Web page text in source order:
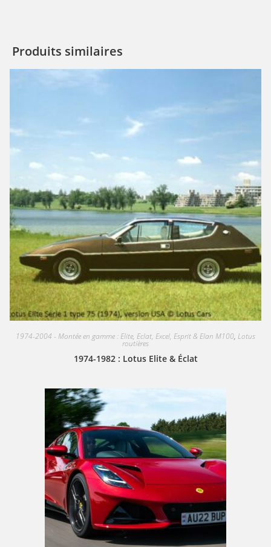
Produits similaires
1974-2004 - Montée en gamme : Elite, Eclat, Excel, Esprit & Elan M100, Lotus
routières
1974-1982 : Lotus Elite & Éclat